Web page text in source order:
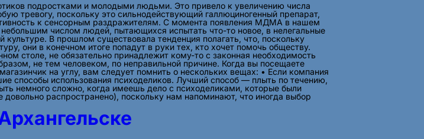
подростками и молодыми людьми. Это привело к увеличению числа
тревогу, поскольку это сильнодействующий галлюциногенный препарат,
к сенсорным раздражителям. С момента появления МДМА в нашем
числом людей, пытающихся испытать что-то новое, в нелегальные
В прошлом существовала тенденция полагать, что, поскольку
они в конечном итоге попадут в руки тех, кто хочет помочь обществу.
столе, не обязательно принадлежит кому-то с законная необходимость
не тем человеком, по неправильной причине. Когда вы посещаете
на углу, вам следует помнить о нескольких вещах: • Если компания
способы использования психоделиков. Лучший способ — плыть по течению,
немного сложно, когда имеешь дело с психоделиками, которые были
распространено), поскольку нам напоминают, что иногда выбор